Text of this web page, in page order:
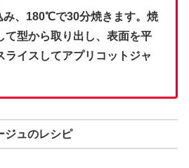
み、180℃で30分焼きます。焼
て型から取り出し、表面を平
ライスしてアプリコットジャ
ジュのレシピ